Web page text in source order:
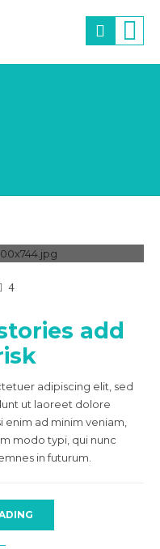
4
add
adipiscing elit, sed
ut laoreet dolore
ad minim veniam,
modo typi, qui nunc
in futurum.